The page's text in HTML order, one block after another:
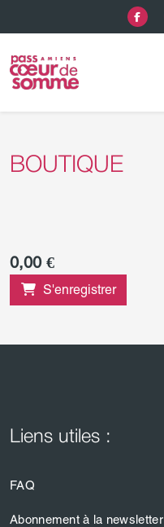
BOUTIQUE
0,00 €
S'enregistrer
Liens utiles :
FAQ
Abonnement à la newsletter